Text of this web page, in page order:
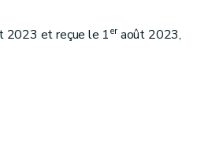
2023 et reçue le 1eraoût 2023,